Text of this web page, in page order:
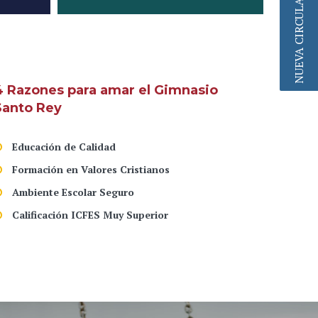
Razones para amar el Gimnasio
Rey
Educación de Calidad
Formación en Valores Cristianos
Ambiente Escolar Seguro
Calificación ICFES Muy Superior
NUEVA CIRCULAR